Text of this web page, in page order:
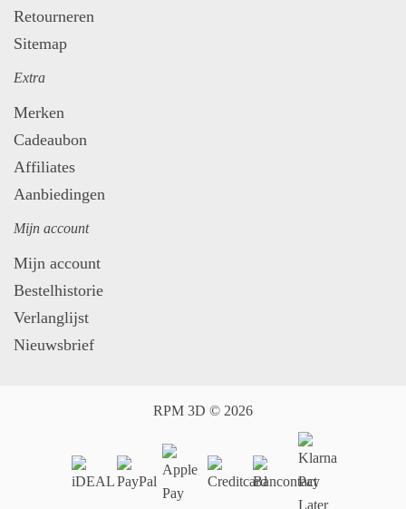
Retourneren
Sitemap
Extra
Merken
Cadeaubon
Affiliates
Aanbiedingen
Mijn account
Mijn account
Bestelhistorie
Verlanglijst
Nieuwsbrief
RPM 3D © 2026